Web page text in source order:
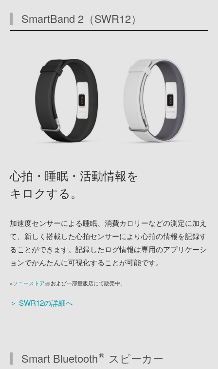
SmartBand 2（SWR12）
心拍・睡眠・活動情報を
キロクする。
加速度センサーによる睡眠、消費カロリーなどの測定に加え
て、新しく搭載した心拍センサーにより心拍の情報を記録す
ることができます。記録したログ情報は専用のアプリケーシ
ョンでかんたんに可視化することが可能です。
※ソニーストア および一部量販店にて販売中。
＞ SWR12の詳細へ
Smart Bluetooth® スピーカー